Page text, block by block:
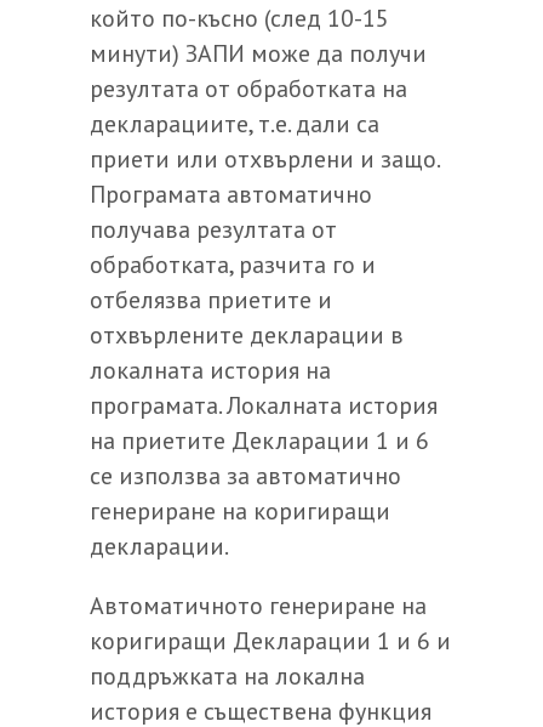
който по-късно (след 10-15
минути) ЗАПИ може да получи
резултата от обработката на
декларациите, т.е. дали са
приети или отхвърлени и защо.
Програмата автоматично
получава резултата от
обработката, разчита го и
отбелязва приетите и
отхвърлените декларации в
локалната история на
програмата. Локалната история
на приетите Декларации 1 и 6
се използва за автоматично
генериране на коригиращи
декларации.
Автоматичното генериране на
коригиращи Декларации 1 и 6 и
поддръжката на локална
история е съществена функция